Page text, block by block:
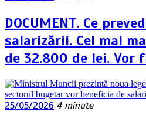
DOCUMENT. Ce
salarizării. Cel mai
de 32.800 de lei. Vor
25/05/2026 4 minute